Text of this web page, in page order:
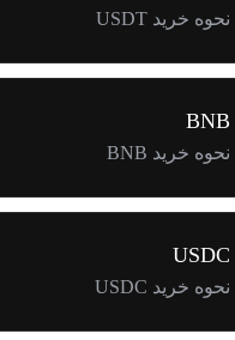
نحوه خرید USDT
BNB
نحوه خرید BNB
USDC
نحوه خرید USDC